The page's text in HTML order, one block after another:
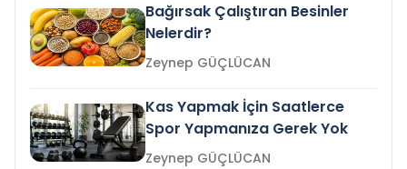
Bağırsak Çalıştıran Besinler
Nelerdir?
Zeynep GÜÇLÜCAN
Kas Yapmak İçin Saatlerce
Spor Yapmanıza Gerek Yok
Zeynep GÜÇLÜCAN